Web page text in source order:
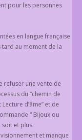
pour les personnes
en langue française
au moment de la
refuser une vente de
du “chemin de
d’âme” et de
“ Bijoux ou
soit et plus
et manque